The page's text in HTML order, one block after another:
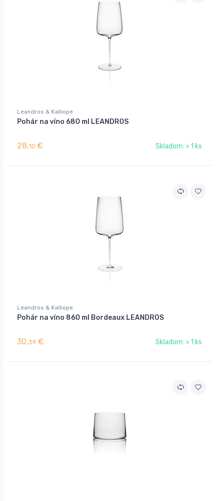
Leandros & Kalliope
Pohár na víno 680 ml LEANDROS
28,10 € Skladom: > 1 ks
Leandros & Kalliope
Pohár na víno 860 ml Bordeaux LEANDROS
30,39 € Skladom: > 1 ks